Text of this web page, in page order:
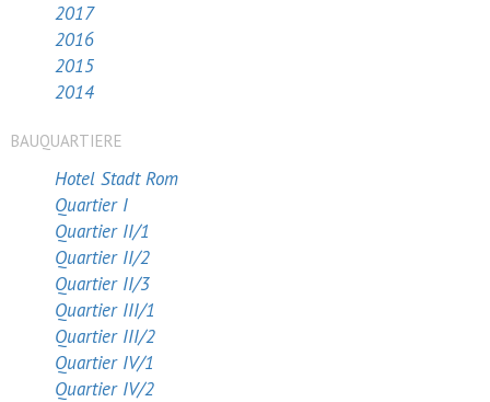
2017
2016
2015
2014
BAUQUARTIERE
Hotel Stadt Rom
Quartier I
Quartier II/1
Quartier II/2
Quartier II/3
Quartier III/1
Quartier III/2
Quartier IV/1
Quartier IV/2